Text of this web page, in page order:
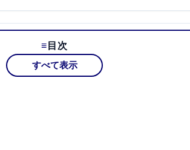
目次
すべて表示